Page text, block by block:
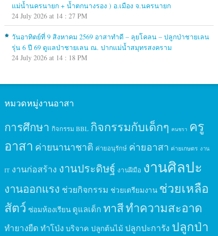
แม่น้ำนครนายก + น้ำตกนางรอง ) อ.เมือง จ.นครนายก
24 July 2026 at 14 : 27 PM
วันอาทิตย์ที่ 9 สิงหาคม 2569 อาสาทำดี – ลุยโคลน – ปลูกป่าชายเลน
รุ่น 6 ปี 69 ดูแลป่าชายเลน ณ. ปากแม่น้ำสมุทรสงคราม
24 July 2026 at 14 : 18 PM
หมวดหมู่งานอาสา
การศึกษา กิจกรรม BBL กิจกรรมกับเด็กๆ คนชรา ครู
อาสา ค่ายนานาชาติ ค่ายอนุรักษ์ ค่ายอาสา ค่ายเกษตร งาน
IT งานก่อสร้าง งานประดิษฐ์ งานฝีมือ งานศิลปะ
งานออกแรง ช่วยกิจกรรม ช่วยเตรียมงาน ช่วยเหลือ
สัตว์ ซ่อมห้องเรียน ดูแลเด็ก ทาสีทำความสะอาด
ทำยางยืด ทำโป่ง บริจาค ปลูกต้นไม้ ปลูกปะการัง ปลูกป่า